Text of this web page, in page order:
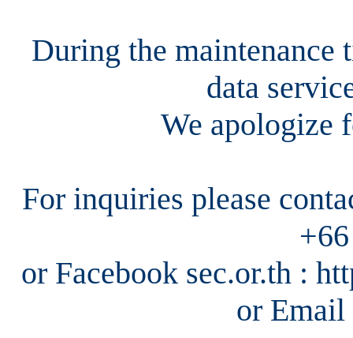
During the maintenance
data
We apologize
For inquiries please
or Facebook sec.or.th :
or Email